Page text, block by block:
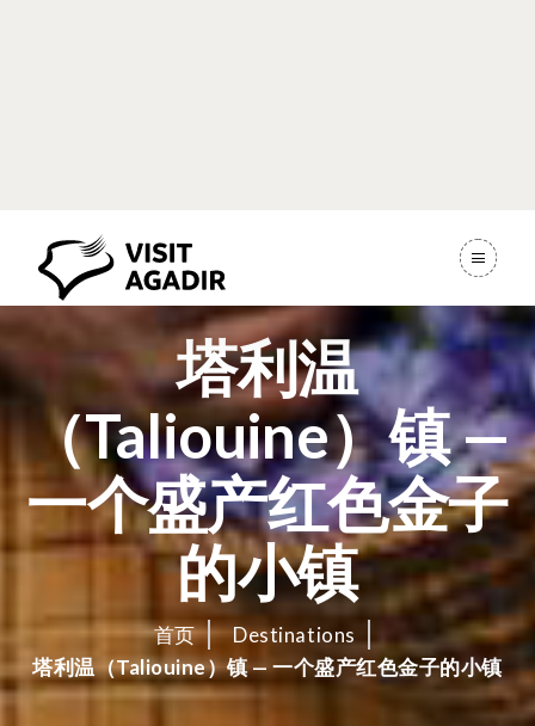
塔利温
（Taliouine）镇 —
一个盛产红色金子
的小镇
首页
Destinations
塔利温（Taliouine）镇 — 一个盛产红色金子的小镇